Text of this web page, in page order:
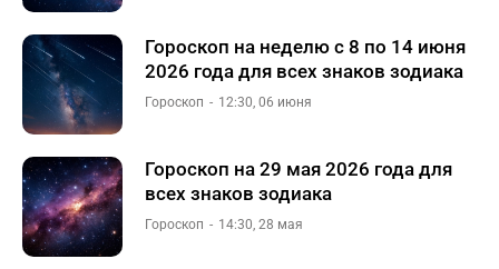
Гороскоп на неделю с 8 по 14 июня
2026 года для всех знаков зодиака
Гороскоп 12:30, 06 июня
Гороскоп на 29 мая 2026 года для
всех знаков зодиака
Гороскоп 14:30, 28 мая